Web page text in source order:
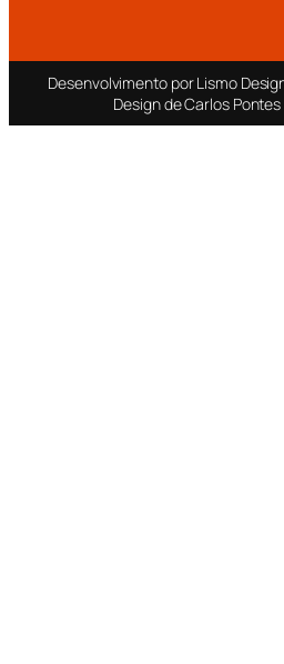
Desenvolvimento por Lismo
Design de Carlos Pontes